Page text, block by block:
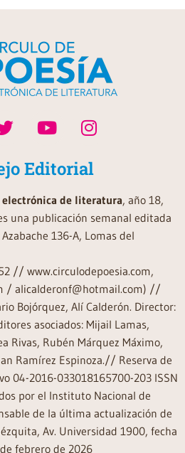
Editorial
electrónica de literatura, año 18,
una publicación semanal editada
136-A, Lomas del
// www.circulodepoesia.com,
/ alicalderonf@hotmail.com) //
Bojórquez, Alí Calderón. Director:
asociados: Mijail Lamas,
Rivas, Rubén Márquez Máximo,
Ramírez Espinoza.// Reserva de
04-2016-033018165700-203 ISSN
por el Instituto Nacional de
de la última actualización de
Av. Universidad 1900, fecha
febrero de 2026